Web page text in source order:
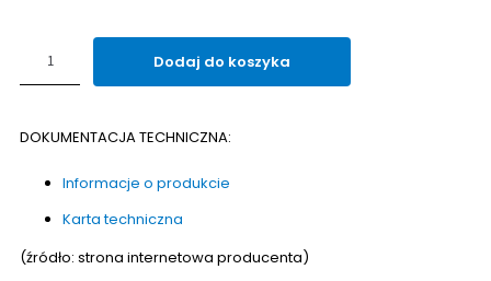
Klipsy
dystansowe
MapeLevel
sztuk
Dodaj do koszyka
DOKUMENTACJA TECHNICZNA:
Informacje o produkcie
Karta techniczna
(źródło: strona internetowa producenta)